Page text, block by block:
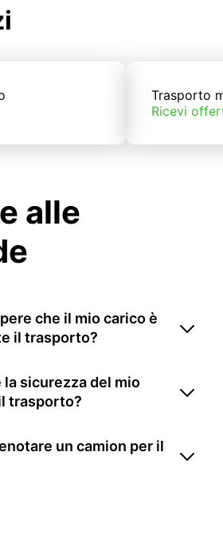
Trasporto
Ricevi
alle
che il mio carico è
il trasporto?
sicurezza del mio
trasporto?
un camion per il